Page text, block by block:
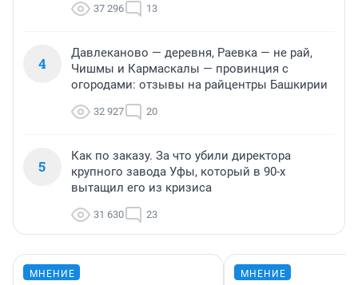
37 296 13
4
Давлеканово — деревня, Раевка — не рай,
Чишмы и Кармаскалы — провинция с
огородами: отзывы на райцентры Башкирии
32 927 20
5
Как по заказу. За что убили директора
крупного завода Уфы, который в 90-х
вытащил его из кризиса
31 630 23
МНЕНИЕ МНЕНИЕ